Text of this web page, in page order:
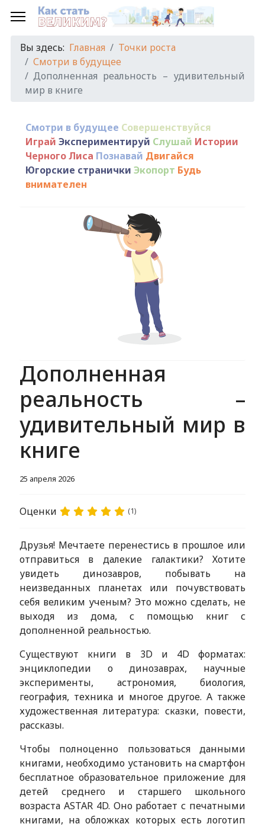
Вы здесь: Главная
Точки роста
Смотри в будущее
Дополненная реальность – удивительный
мир в книге
Смотри в будущее Совершенствуйся
Играй Экспериментируй Слушай Истории
Черного Лиса Познавай Двигайся
Югорские странички Экопорт Будь
внимателен
Дополненная
реальность –
удивительный мир в
книге
25 апреля 2026
Оценки (1)
Друзья! Мечтаете перенестись в прошлое или
отправиться в далекие галактики? Хотите
увидеть динозавров, побывать на
неизведанных планетах или почувствовать
себя великим ученым? Это можно сделать, не
выходя из дома, с помощью книг с
дополненной реальностью.
Существуют книги в 3D и 4D форматах:
энциклопедии о динозаврах, научные
эксперименты, астрономия, биология,
география, техника и многое другое. А также
художественная литература: сказки, повести,
рассказы.
Чтобы полноценно пользоваться данными
книгами, необходимо установить на смартфон
бесплатное образовательное приложение для
детей среднего и старшего школьного
возраста ASTAR 4D. Оно работает с печатными
книгами, на обложках которых есть логотип